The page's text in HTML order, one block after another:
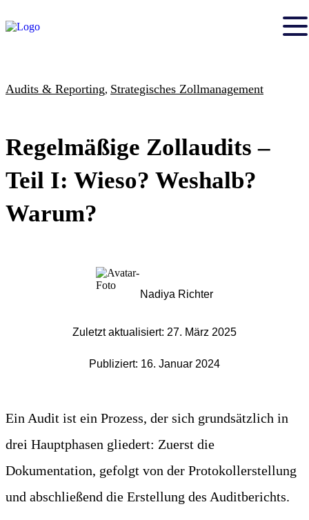
Audits & Reporting, Strategisches Zollmanagement
Regelmäßige Zollaudits –
Teil I: Wieso? Weshalb?
Warum?
Nadiya Richter
Zuletzt aktualisiert: 27. März 2025
Publiziert: 16. Januar 2024
Ein Audit ist ein Prozess, der sich grundsätzlich in
drei Hauptphasen gliedert: Zuerst die
Dokumentation, gefolgt von der Protokollerstellung
und abschließend die Erstellung des Auditberichts.